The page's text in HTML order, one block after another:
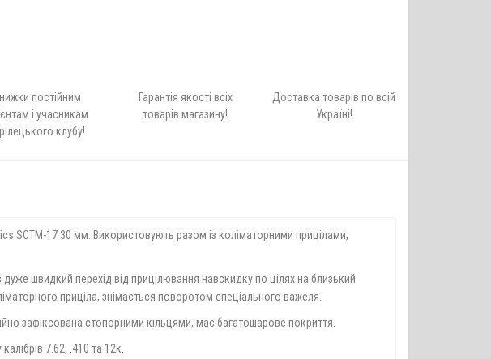
постійним
і учасникам
клубу!
Гарантія якості всіх
товарів магазину!
Доставка товарів по всій
Україні!
SCTM-17 30 мм. Використовують разом із коліматорними прицілами,
швидкий перехід від прицілювання навскидку по цілях на близький
приціла, знімається поворотом спеціального важеля.
зафіксована стопорними кільцями, має багатошарове покриття.
7.62, .410 та 12к.